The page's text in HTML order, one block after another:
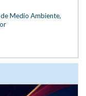
Medio Ambiente,